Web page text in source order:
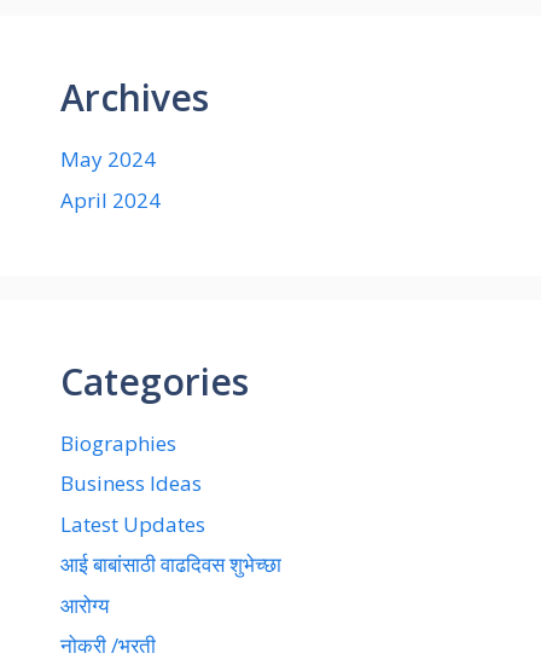
Archives
May 2024
April 2024
Categories
Biographies
Business Ideas
Latest Updates
आई बाबांसाठी वाढदिवस शुभेच्छा
आरोग्य
नोकरी /भरती